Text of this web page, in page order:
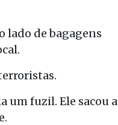
lado de bagagens
um fuzil. Ele sacou a